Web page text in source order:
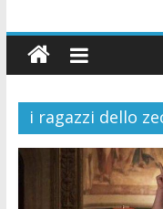
i ragazzi dello